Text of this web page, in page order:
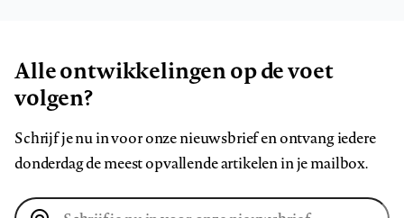
Alle ontwikkelingen op de voet
volgen?
Schrijf je nu in voor onze nieuwsbrief en ontvang iedere
donderdag de meest opvallende artikelen in je mailbox.